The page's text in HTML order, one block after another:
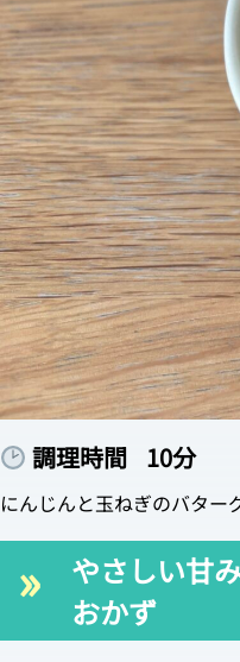
調理時間 10分
にんじんと玉ねぎのバター
やさしい甘
おかず